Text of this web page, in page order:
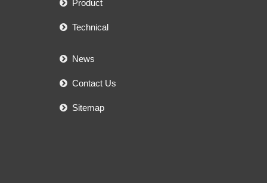
Product
Technical
News
Contact Us
Sitemap